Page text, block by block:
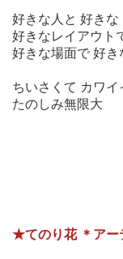
好きな人と 好きな
好きなレイアウト
好きな場面で 好
ちいさくて カワイ
たのしみ無限大
★てのり花 ＊アー